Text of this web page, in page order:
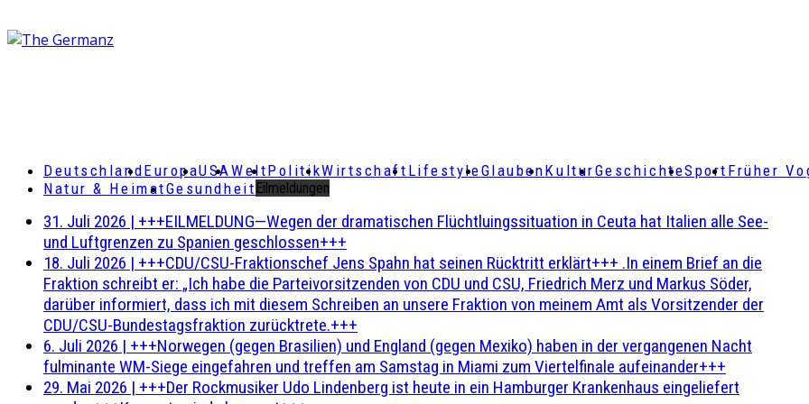
DeutschlandEuropaUSAWeltPolitikWirtschaft LifestyleGlaubenKulturGeschichteSport Früher
Natur & HeimatGesundheit Eilmeldungen
31. Juli 2026 | +++EILMELDUNG—Wegen der dramatischen Flüchtluingssituation in Ceuta hat Italien alle See-
und Luftgrenzen zu Spanien geschlossen+++
18. Juli 2026 | +++CDU/CSU-Fraktionschef Jens Spahn hat seinen Rücktritt erklärt+++ .In einem Brief an die
Fraktion schreibt er: „Ich habe die Parteivorsitzenden von CDU und CSU, Friedrich Merz und Markus Söder,
darüber informiert, dass ich mit diesem Schreiben an unsere Fraktion von meinem Amt als Vorsitzender der
CDU/CSU-Bundestagsfraktion zurücktrete.+++
6. Juli 2026 | +++Norwegen (gegen Brasilien) und England (gegen Mexiko) haben in der vergangenen Nacht
fulminante WM-Siege eingefahren und treffen am Samstag in Miami zum Viertelfinale aufeinander+++
29. Mai 2026 | +++Der Rockmusiker Udo Lindenberg ist heute in ein Hamburger Krankenhaus eingeliefert